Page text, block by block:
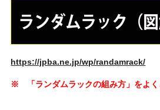
https://jpba.ne.jp/wp/randamrack/
※ 「ランダムラックの組み方」をよく